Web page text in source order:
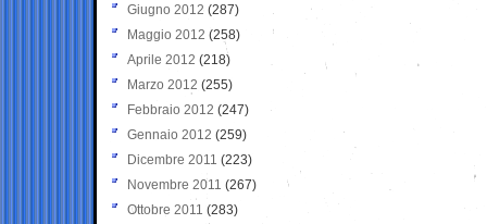
Giugno 2012 (287)
Maggio 2012 (258)
Aprile 2012 (218)
Marzo 2012 (255)
Febbraio 2012 (247)
Gennaio 2012 (259)
Dicembre 2011 (223)
Novembre 2011 (267)
Ottobre 2011 (283)